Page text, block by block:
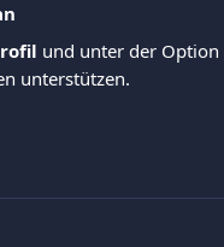
und unter der Option
unterstützen.